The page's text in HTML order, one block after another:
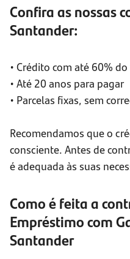
Confira as nossas
Santander:
• Crédito com até 60%
• Até 20 anos para pagar
• Parcelas fixas, sem
Recomendamos que o
consciente. Antes de
é adequada às suas
Como é feita a
Empréstimo com
Santander